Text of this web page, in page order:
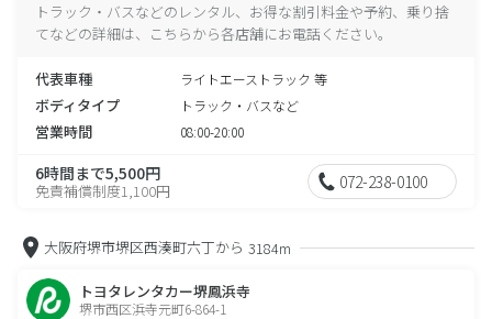
トラック・バスなどのレンタル、お得な割引料金や予約、乗り捨
てなどの詳細は、こちらから各店舗にお電話ください。
代表車種 ライトエーストラック 等
ボディタイプ トラック・バスなど
営業時間 08:00-20:00
6時間まで5,500円
免責補償制度1,100円 072-238-0100
大阪府堺市堺区西湊町六丁から 3184m
トヨタレンタカー堺鳳浜寺
堺市西区浜寺元町6-864-1